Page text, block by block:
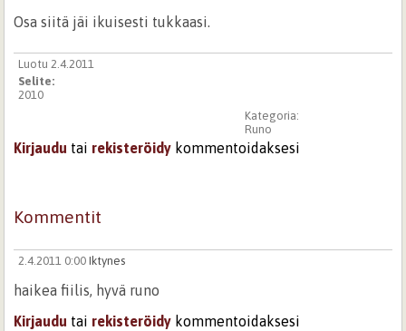
Osa siitä jäi ikuisesti tukkaasi.
Luotu 2.4.2011
Selite:
2010
Kategoria:
Runo
Kirjaudu tai rekisteröidy kommentoidaksesi
Kommentit
2.4.2011 0:00 Iktynes
haikea fiilis, hyvä runo
Kirjaudu tai rekisteröidy kommentoidaksesi